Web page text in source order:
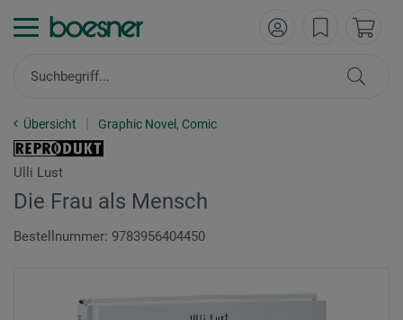
Übersicht Graphic Novel, Comic
Ulli Lust
Die Frau als Mensch
Bestellnummer: 9783956404450